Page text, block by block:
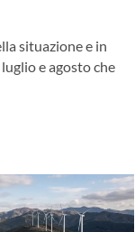
situazione e in
e agosto che